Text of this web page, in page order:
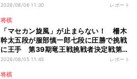
2026/08/06 11:30 レポート
将棋
「マセカン旋風」が止まらない！ 柵木
幹太五段が服部慎一郎七段に圧勝で挑戦
に王手 第39期竜王戦挑戦者決定戦第１
局
2026/08/05 11:45 レポート
将棋